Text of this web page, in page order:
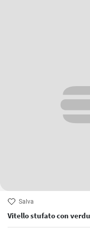
Salva
Vitello stufato con